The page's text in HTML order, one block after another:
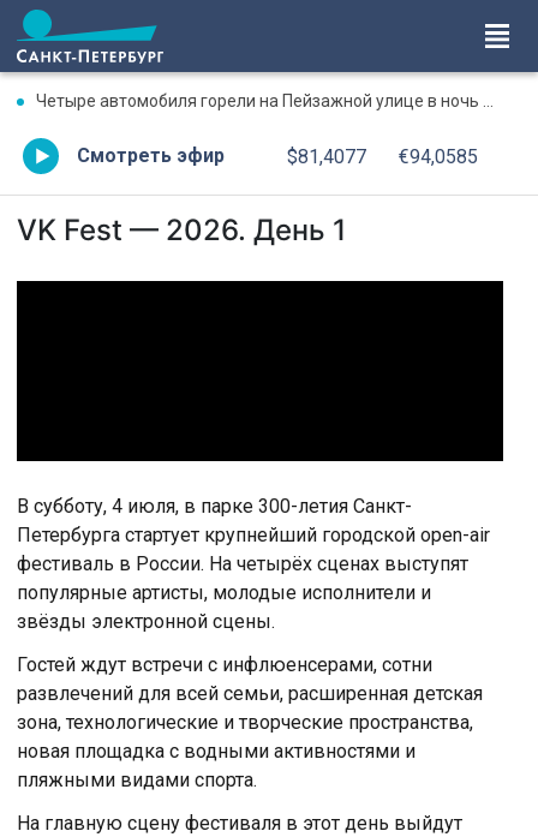
Четыре автомобиля горели на Пейзажной улице в ночь на 7 августа
Смотреть эфир $81,4077 €94,0585
VK Fest — 2026. День 1
В субботу, 4 июля, в парке 300-летия Санкт-
Петербурга стартует крупнейший городской open-air
фестиваль в России. На четырёх сценах выступят
популярные артисты, молодые исполнители и
звёзды электронной сцены.
Гостей ждут встречи с инфлюенсерами, сотни
развлечений для всей семьи, расширенная детская
зона, технологические и творческие пространства,
новая площадка с водными активностями и
пляжными видами спорта.
На главную сцену фестиваля в этот день выйдут